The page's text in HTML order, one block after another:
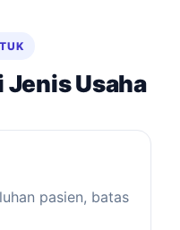
Jenis Usaha
pasien, batas